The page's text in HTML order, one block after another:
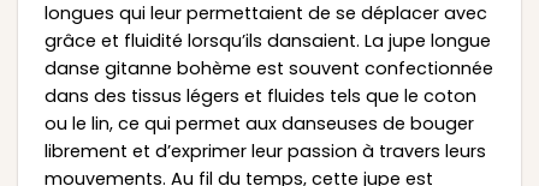
longues qui leur permettaient de se déplacer avec
grâce et fluidité lorsqu’ils dansaient. La jupe longue
danse gitanne bohème est souvent confectionnée
dans des tissus légers et fluides tels que le coton
ou le lin, ce qui permet aux danseuses de bouger
librement et d’exprimer leur passion à travers leurs
mouvements. Au fil du temps, cette jupe est